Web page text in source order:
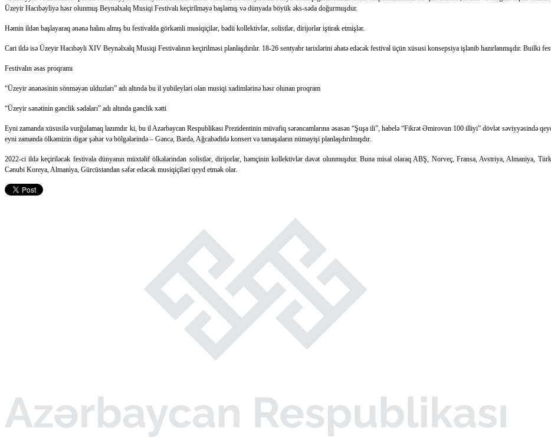
Üzeyir Hacıbəyliyə həsr olunmuş Beynəlxalq Musiqi Festivalı keçirilməyə başlamış və dünyada böyük əks-səda doğurmuşdur.
Həmin ildən başlayaraq ənənə halını almış bu festivalda görkəmli musiqiçilər, bədii kollektivlər, solistlər, dirijorlar iştirak etmişlər.
Cari ildə isə Üzeyir Hacıbəyli XIV Beynəlxalq Musiqi Festivalının keçirilməsi planlaşdırılır. 18-26 sentyabr tarixlərini əhatə edəcək festival üçün xüsusi konsepsiya işlənib hazırlanmışdır. Builki
Festivalın əsas proqramı
“Üzeyir ənənəsinin sönməyən ulduzları” adı altında bu il yubileyləri olan musiqi xadimlərinə həsr olunan proqram
“Üzeyir sənətinin gənclik sədaları” adı altında gənclik xətti
Eyni zamanda xüsusilə vurğulamaq lazımdır ki, bu il Azərbaycan Respublikası Prezidentinin müvafiq sərəncamlarına əsasən “Şuşa ili”, habelə “Fikrət Əmirovun 100 illiyi” dövlət səviyyəsində
eyni zamanda ölkəmizin digər şəhər və bölgələrində – Gəncə, Bərdə, Ağcabədidə konsert və tamaşaların nümayişi planlaşdırılmışdır.
2022-ci ildə keçiriləcək festivala dünyanın müxtəlif ölkələrindən solistlər, dirijorlar, həmçinin kollektivlər dəvət olunmuşdur. Buna misal olaraq ABŞ, Norveç, Fransa, Avstriya, Almaniya,
Cənubi Koreya, Almaniya, Gürcüstandan səfər edəcək musiqiçiləri qeyd etmək olar.